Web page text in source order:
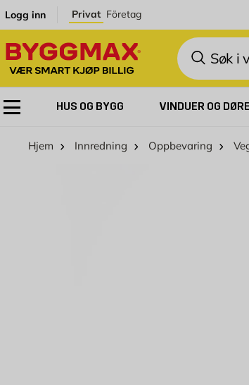
Logg inn Privat Företag
Søk
HUS OG BYGG VINDUER OG
Hjem Innredning Oppbevaring